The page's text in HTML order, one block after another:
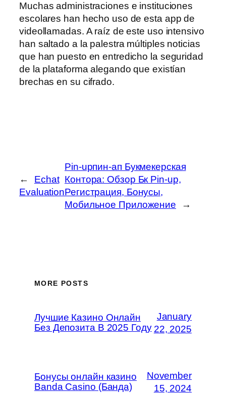
Muchas administraciones e instituciones
escolares han hecho uso de esta app de
videollamadas. A raíz de este uso intensivo
han saltado a la palestra múltiples noticias
que han puesto en entredicho la seguridad
de la plataforma alegando que existían
brechas en su cifrado.
←
Echat
Evaluation
Pin-upпин-ап Букмекерская
Контора: Обзор Бк Pin-up,
Регистрация, Бонусы,
Мобильное Приложение
→
MORE POSTS
Лучшие Казино Онлайн
Без Депозита В 2025 Году
January
22, 2025
Бонусы онлайн казино
Banda Casino (Банда)
November
15, 2024